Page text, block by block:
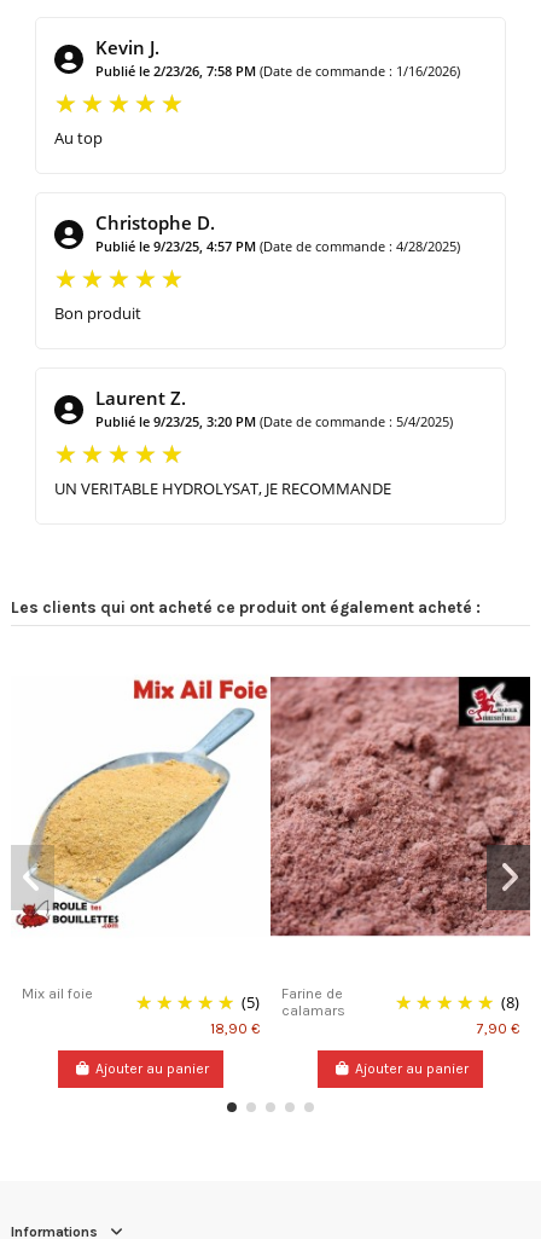
Kevin J.
Publié le 2/23/26, 7:58 PM (Date de commande : 1/16/2026)
Au top
Christophe D.
Publié le 9/23/25, 4:57 PM (Date de commande : 4/28/2025)
Bon produit
Laurent Z.
Publié le 9/23/25, 3:20 PM (Date de commande : 5/4/2025)
UN VERITABLE HYDROLYSAT, JE RECOMMANDE
Les clients qui ont acheté ce produit ont également acheté :
Mix ail foie (5)
18,90 €
Ajouter au panier
Farine de
calamars
(8)
7,90 €
Ajouter au panier
Informations